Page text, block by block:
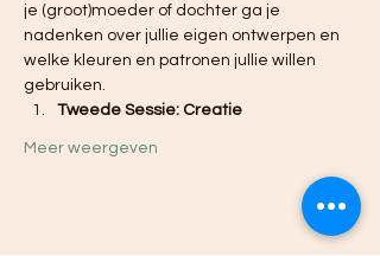
je (groot)moeder of dochter ga je
nadenken over jullie eigen ontwerpen en
welke kleuren en patronen jullie willen
gebruiken.
Tweede Sessie: Creatie
Meer weergeven